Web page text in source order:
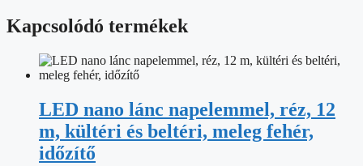
Kapcsolódó termékek
LED nano lánc napelemmel, réz, 12
m, kültéri és beltéri, meleg fehér,
időzítő